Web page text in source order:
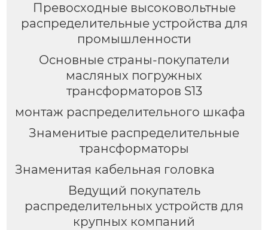
Превосходные высоковольтные
распределительные устройства для
промышленности
Основные страны-покупатели
масляных погружных
трансформаторов S13
монтаж распределительного шкафа
Знаменитые распределительные
трансформаторы
Знаменитая кабельная головка
Ведущий покупатель
распределительных устройств для
крупных компаний